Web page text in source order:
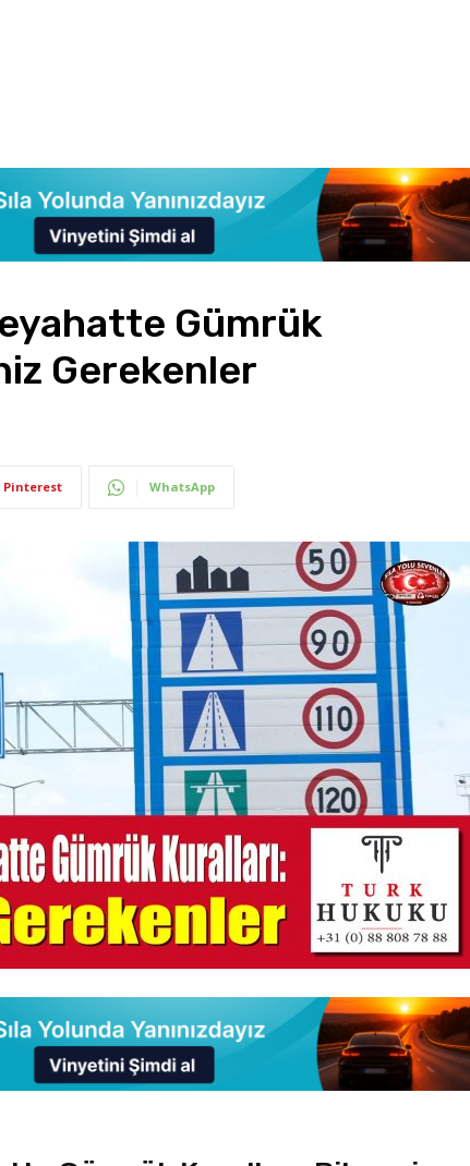
Gümrük
Gerekenler
Pinterest WhatsApp